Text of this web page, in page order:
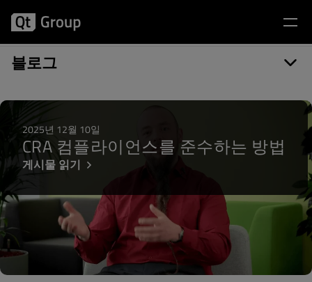
블로그
게시물 카테고리: Qt 5.13
2025년 12월 10일
CRA 컴플라이언스를 준수하는 방법
게시물 읽기